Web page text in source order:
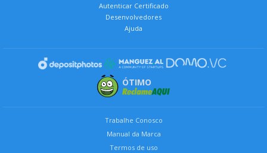
Autenticar Certificado
Desenvolvedores
Ajuda
ÓTIMO
Trabalhe Conosco
Manual da Marca
Termos de uso